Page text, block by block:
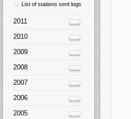
List of stations sent logs
2011
2010
2009
2008
2007
2006
2005